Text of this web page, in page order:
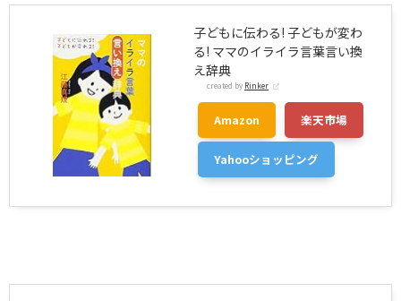
子どもに伝わる! 子どもが変わ
る! ママのイライラ言葉言い換
え辞典
created by Rinker
Amazon 楽天市場
Yahooショッピング